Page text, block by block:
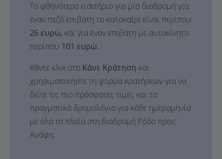
Το φθηνότερο εισιτήριο για μία διαδρομή για
έναν πεζό επιβάτη το καλοκαίρι είναι περίπου
26 ευρώ, και για έναν επιβάτη με αυτοκίνητο
περίπου 101 ευρώ.
Κάντε κλικ στο Κάνε Κράτηση και
χρησιμοποιήστε τη φόρμα κρατήσεων για να
δείτε τις πιο πρόσφατες τιμές και τα
πραγματικά δρομολόγια για κάθε ημερομηνία
με όλα τα πλοία στη διαδρομή Ρόδο προς
Ανάφη.